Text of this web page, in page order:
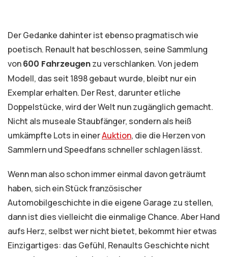
Der Gedanke dahinter ist ebenso pragmatisch wie
poetisch. Renault hat beschlossen, seine Sammlung
von600 Fahrzeugenzu verschlanken. Von jedem
Modell, das seit 1898 gebaut wurde, bleibt nur ein
Exemplar erhalten. Der Rest, darunter etliche
Doppelstücke, wird der Welt nun zugänglich gemacht.
Nicht als museale Staubfänger, sondern als heiß
umkämpfte Lots in einerAuktion, die die Herzen von
Sammlern und Speedfans schneller schlagen lässt.
Wenn man also schon immer einmal davon geträumt
haben, sich ein Stück französischer
Automobilgeschichte in die eigene Garage zu stellen,
dann ist dies vielleicht die einmalige Chance. Aber Hand
aufs Herz, selbst wer nicht bietet, bekommt hier etwas
Einzigartiges: das Gefühl, Renaults Geschichte nicht